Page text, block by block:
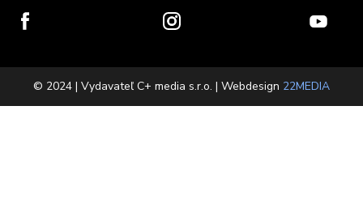
© 2024 | Vydavateľ C+ media s.r.o. | Webdesign 22MEDIA